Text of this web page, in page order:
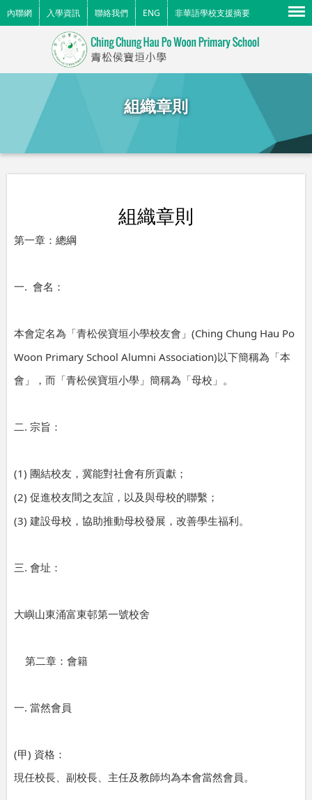
內聯網 入學資訊 聯絡我們 ENG 非華語學校支援摘要
組織章則
Menu
組織章則
第一章：總綱
一. 會名：
本會定名為「青松侯寶垣小學校友會」 (Ching Chung Hau Po
Woon Primary School Alumni Association)以下簡稱為「本
會」，而「青松侯寶垣小學」簡稱為「母校」。
二. 宗旨：
(1) 團結校友，冀能對社會有所貢獻；
(2) 促進校友間之友誼，以及與母校的聯繫；
(3) 建設母校，協助推動母校發展，改善學生福利。
三. 會址：
大嶼山東涌富東邨第一號校舍
第二章：會籍
一. 當然會員
(甲) 資格：
現任校長、副校長、主任及教師均為本會當然會員。